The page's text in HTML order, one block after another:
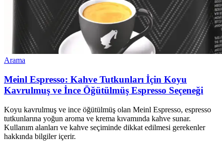
Arama
Meinl Espresso: Kahve Tutkunları İçin Koyu
Kavrulmuş ve İnce Öğütülmüş Espresso Seçeneği
Koyu kavrulmuş ve ince öğütülmüş olan Meinl Espresso, espresso
tutkunlarına yoğun aroma ve krema kıvamında kahve sunar.
Kullanım alanları ve kahve seçiminde dikkat edilmesi gerekenler
hakkında bilgiler içerir.